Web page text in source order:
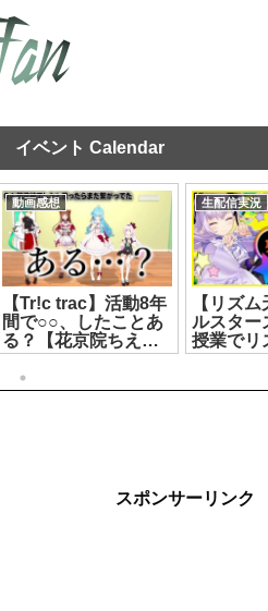
イベント Calendar
動画感想
【Tr!c trac】活動8年
間で○○、したことあ
る？【花京院ちえり/
神楽すず/カルロピノ/
ヤマトイオリ】
[2026.08.01]
生配信実況
【リズ
ルスター
授業でリ
たけどい
スポンサーリンク